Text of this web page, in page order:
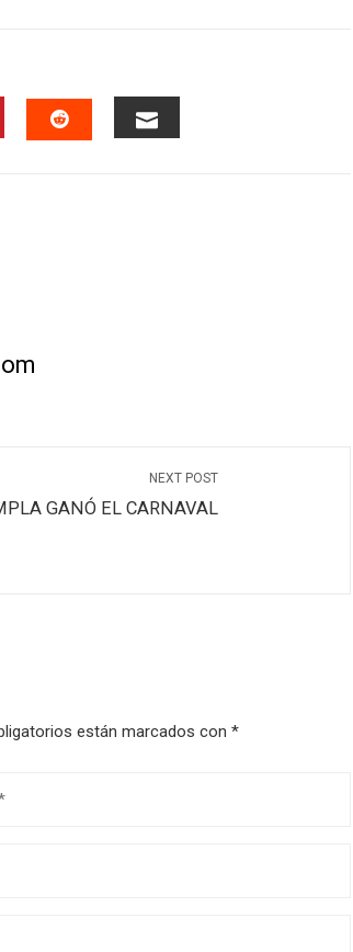
NEXT POST
GANÓ EL CARNAVAL
están marcados con *